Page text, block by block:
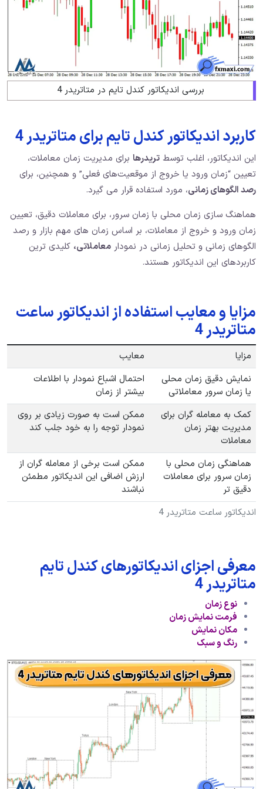
بررسی اندیکاتور کندل تایم در متاتریدر 4
کاربرد اندیکاتور کندل تایم برای متاتریدر 4
این اندیکاتور، اغلب توسط تریدرها برای مدیریت زمان معاملات،
تعیین “زمان ورود یا خروج از موقعیت‌های فعلی” و همچنین، برای
رصد الگوهای زمانی، مورد استفاده قرار می‌ گیرد.
هماهنگ سازی زمان محلی با زمان سرور، برای معاملات دقیق، تعیین
زمان ورود و خروج از معاملات، بر اساس زمان های مهم بازار و رصد
الگوهای زمانی و تحلیل زمانی در نمودار معاملاتی، کلیدی‌ ترین
کاربردهای این اندیکاتور هستند.
مزایا و معایب استفاده از اندیکاتور ساعت
متاتریدر 4
اندیکاتور ساعت متاتریدر 4
مزایا
معایب
نمایش دقیق زمان محلی
یا زمان سرور معاملاتی
احتمال اشباع نمودار با اطلاعات
بیشتر از زمان
کمک به معامله‌ گران برای
مدیریت بهتر زمان
معاملات
ممکن است به صورت زیادی بر روی
نمودار توجه را به خود جلب کند
هماهنگی زمان محلی با
زمان سرور برای معاملات
دقیق تر
ممکن است برخی از معامله‌ گران از
ارزش اضافی این اندیکاتور مطمئن
نباشند
معرفی اجزای اندیکاتورهای کندل تایم
متاتریدر 4
نوع زمان
فرمت نمایش زمان
مکان نمایش
رنگ و سبک